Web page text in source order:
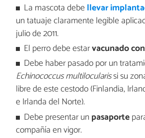
La mascota debe llevar
un tatuaje claramente legible
julio de 2011.
El perro debe estarvacunado
Debe haber pasado por un
Echinococcus multilocularissi su
libre de este cestodo (Finlandia,
e Irlanda del Norte).
Debe presentar un pasaporte
compañía en vigor.